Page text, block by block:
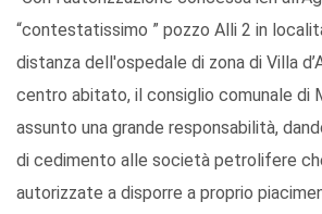
“contestatissimo ” pozzo Alli 2 in
distanza dell'ospedale di zona di Villa
centro abitato, il consiglio comunale di
assunto una grande responsabilità,
di cedimento alle società petrolifere
autorizzate a disporre a proprio